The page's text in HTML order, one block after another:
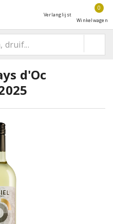
Verlanglijst
0
Winkelwagen
d'Oc